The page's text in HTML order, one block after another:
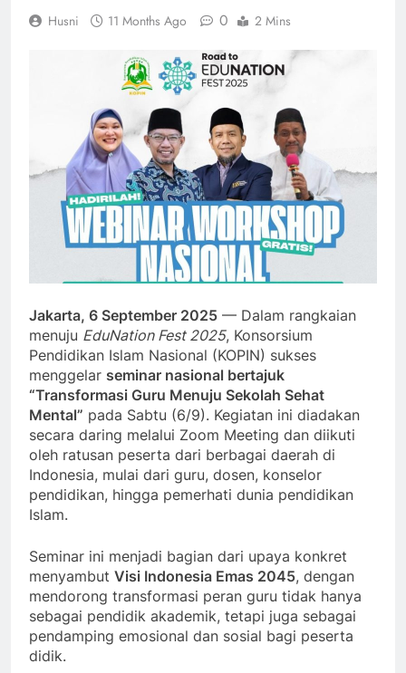
Husni 11 Months Ago 0 2 Mins
Jakarta, 6 September 2025 — Dalam rangkaian
menuju EduNation Fest 2025, Konsorsium
Pendidikan Islam Nasional (KOPIN) sukses
menggelar seminar nasional bertajuk
“Transformasi Guru Menuju Sekolah Sehat
Mental” pada Sabtu (6/9). Kegiatan ini diadakan
secara daring melalui Zoom Meeting dan diikuti
oleh ratusan peserta dari berbagai daerah di
Indonesia, mulai dari guru, dosen, konselor
pendidikan, hingga pemerhati dunia pendidikan
Islam.
Seminar ini menjadi bagian dari upaya konkret
menyambut Visi Indonesia Emas 2045, dengan
mendorong transformasi peran guru tidak hanya
sebagai pendidik akademik, tetapi juga sebagai
pendamping emosional dan sosial bagi peserta
didik.